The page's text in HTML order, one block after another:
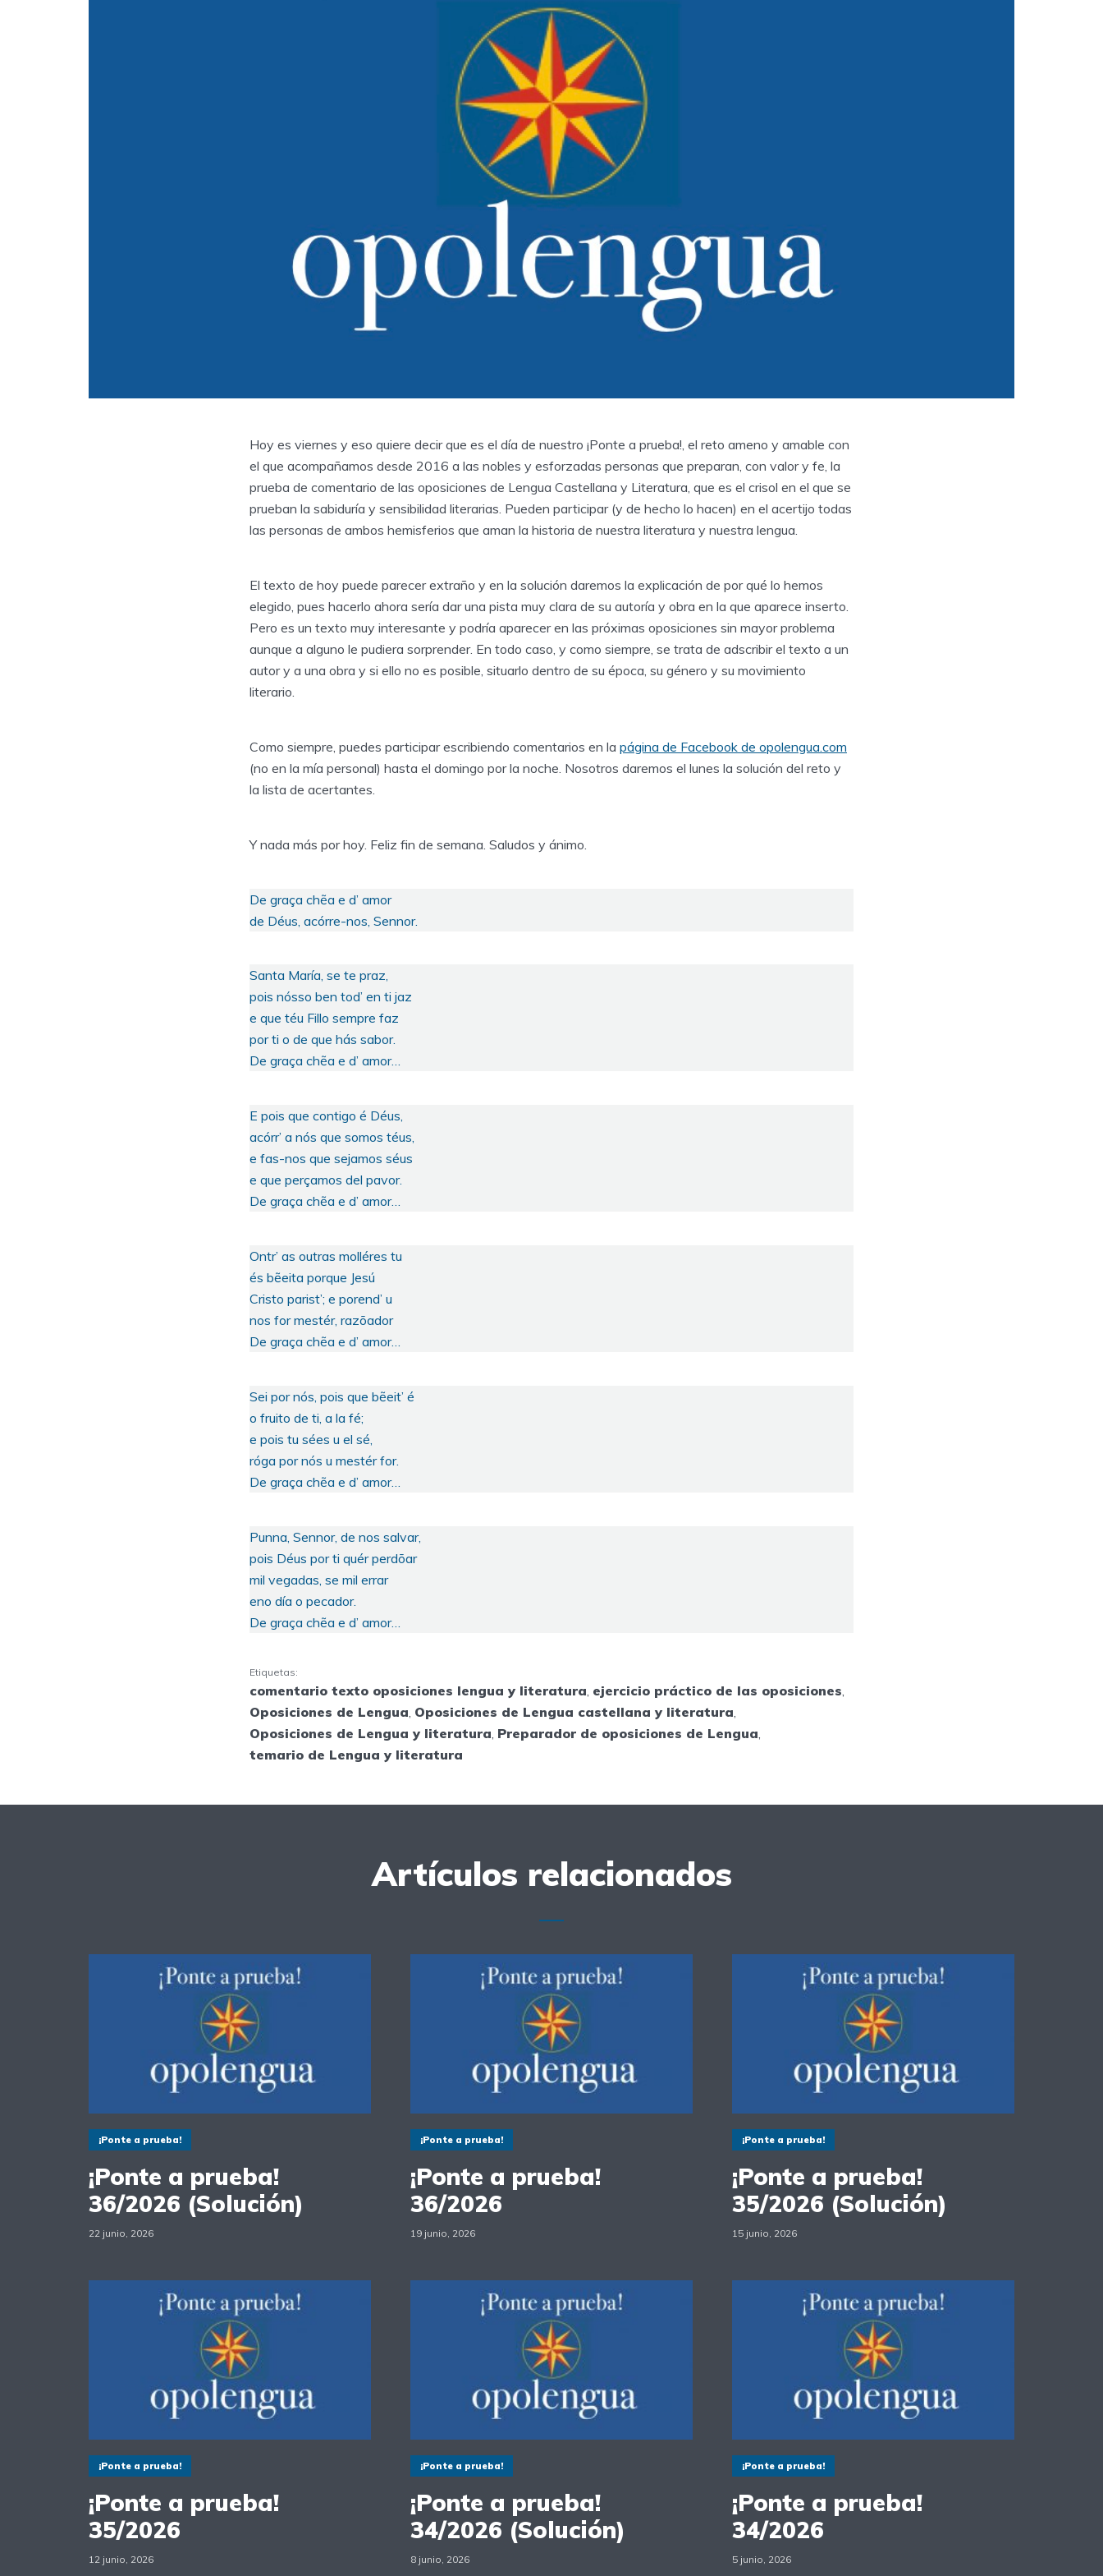
Hoy es viernes y eso quiere decir que es el día de nuestro ¡Ponte a prueba!, el reto ameno y amable con
el que acompañamos desde 2016 a las nobles y esforzadas personas que preparan, con valor y fe, la
prueba de comentario de las oposiciones de Lengua Castellana y Literatura, que es el crisol en el que se
prueban la sabiduría y sensibilidad literarias. Pueden participar (y de hecho lo hacen) en el acertijo todas
las personas de ambos hemisferios que aman la historia de nuestra literatura y nuestra lengua.
El texto de hoy puede parecer extraño y en la solución daremos la explicación de por qué lo hemos
elegido, pues hacerlo ahora sería dar una pista muy clara de su autoría y obra en la que aparece inserto.
Pero es un texto muy interesante y podría aparecer en las próximas oposiciones sin mayor problema
aunque a alguno le pudiera sorprender. En todo caso, y como siempre, se trata de adscribir el texto a un
autor y a una obra y si ello no es posible, situarlo dentro de su época, su género y su movimiento
literario.
Como siempre, puedes participar escribiendo comentarios en la página de Facebook de opolengua.com
(no en la mía personal) hasta el domingo por la noche. Nosotros daremos el lunes la solución del reto y
la lista de acertantes.
Y nada más por hoy. Feliz fin de semana. Saludos y ánimo.
De graça chẽa e d’ amor
de Déus, acórre-nos, Sennor.
Santa María, se te praz,
pois nósso ben tod’ en ti jaz
e que téu Fillo sempre faz
por ti o de que hás sabor.
De graça chẽa e d’ amor…
E pois que contigo é Déus,
acórr’ a nós que somos téus,
e fas-nos que sejamos séus
e que perçamos del pavor.
De graça chẽa e d’ amor…
Ontr’ as outras molléres tu
és bẽeita porque Jesú
Cristo parist’; e porend’ u
nos for mestér, razõador
De graça chẽa e d’ amor…
Sei por nós, pois que bẽeit’ é
o fruito de ti, a la fé;
e pois tu sées u el sé,
róga por nós u mestér for.
De graça chẽa e d’ amor…
Punna, Sennor, de nos salvar,
pois Déus por ti quér perdõar
mil vegadas, se mil errar
eno día o pecador.
De graça chẽa e d’ amor…
Etiquetas:
comentario texto oposiciones lengua y literatura, ejercicio práctico de las oposiciones,
Oposiciones de Lengua, Oposiciones de Lengua castellana y literatura,
Oposiciones de Lengua y literatura, Preparador de oposiciones de Lengua,
temario de Lengua y literatura
Artículos relacionados
¡Ponte a prueba!
¡Ponte a prueba!
36/2026 (Solución)
22 junio, 2026
¡Ponte a prueba!
¡Ponte a prueba!
36/2026
19 junio, 2026
¡Ponte a prueba!
¡Ponte a prueba!
35/2026 (Solución)
15 junio, 2026
¡Ponte a prueba!
¡Ponte a prueba!
35/2026
12 junio, 2026
¡Ponte a prueba!
¡Ponte a prueba!
34/2026 (Solución)
8 junio, 2026
¡Ponte a prueba!
¡Ponte a prueba!
34/2026
5 junio, 2026